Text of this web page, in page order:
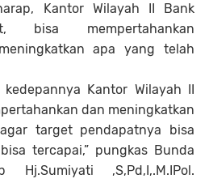
Kantor Wilayah II Bank
bisa mempertahankan
apa yang telah
kedepannya Kantor Wilayah II
dan meningkatkan
target pendapatnya bisa
tercapai,” pungkas Bunda
,S,Pd,I,.M.IPol.